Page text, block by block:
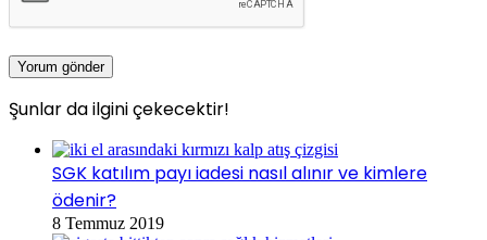
Şunlar da ilgini çekecektir!
SGK katılım payı iadesi nasıl alınır ve kimlere
ödenir?
8 Temmuz 2019